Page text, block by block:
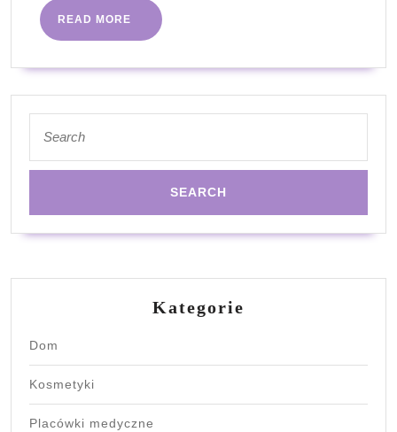
po
niego
sięgnąć?
READ MORE
READ
MORE
for:
Kategorie
Dom
Kosmetyki
Placówki medyczne